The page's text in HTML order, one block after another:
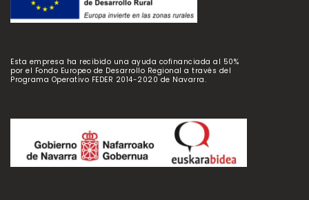
Esta empresa ha recibido una ayuda cofinanciada al 50%
por el Fondo Europeo de Desarrollo Regional a través del
Programa Operativo FEDER 2014-2020 de Navarra.